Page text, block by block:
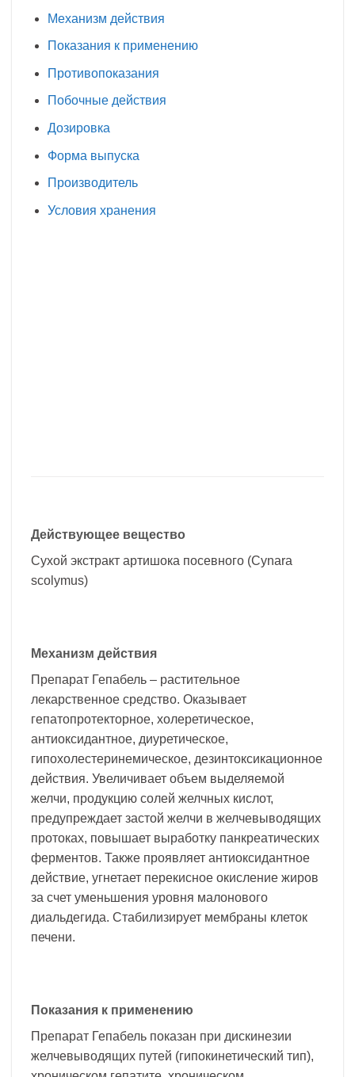
Механизм действия
Показания к применению
Противопоказания
Побочные действия
Дозировка
Форма выпуска
Производитель
Условия хранения
Действующее вещество
Сухой экстракт артишока посевного (Cynara
scolymus)
Механизм действия
Препарат Гепабель – растительное
лекарственное средство. Оказывает
гепатопротекторное, холеретическое,
антиоксидантное, диуретическое,
гипохолестеринемическое, дезинтоксикационное
действия. Увеличивает объем выделяемой
желчи, продукцию солей желчных кислот,
предупреждает застой желчи в желчевыводящих
протоках, повышает выработку панкреатических
ферментов. Также проявляет антиоксидантное
действие, угнетает перекисное окисление жиров
за счет уменьшения уровня малонового
диальдегида. Стабилизирует мембраны клеток
печени.
Показания к применению
Препарат Гепабель показан при дискинезии
желчевыводящих путей (гипокинетический тип),